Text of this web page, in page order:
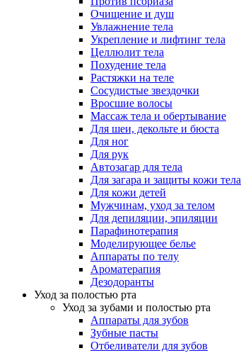
Очищение и душ
Увлажнение тела
Укрепление и лифтинг тела
Целлюлит тела
Похудение тела
Растяжки на теле
Сосудистые звездочки
Вросшие волосы
Массаж тела и обертывание
Для шеи, декольте и бюста
Для ног
Для рук
Автозагар для тела
Для загара и защиты кожи тела
Для кожи детей
Мужчинам, уход за телом
Для депиляции, эпиляции
Парафинотерапия
Моделирующее белье
Аппараты по телу
Ароматерапия
Дезодоранты
Уход за полостью рта
Уход за зубами и полостью рта
Аппараты для зубов
Зубные пасты
Отбеливатели для зубов